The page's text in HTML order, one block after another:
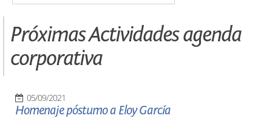
Próximas Actividades agenda
corporativa
05/09/2021
Homenaje póstumo a Eloy García